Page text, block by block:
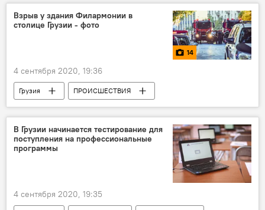
Сборная Грузии по футболу
Лига Наций УЕФА
Лига наций УЕФА 2020: команды, матчи, игроки, прогнозы
Взрыв у здания Филармонии в
столице Грузии - фото
14
4 сентября 2020, 19:36
Грузия
ПРОИСШЕСТВИЯ
Фотоленты
Мультимедиа
Тбилиси
Взрыв
Новости Грузии в фотографиях
В Грузии начинается тестирование для
поступления на профессиональные
программы
4 сентября 2020, 19:35